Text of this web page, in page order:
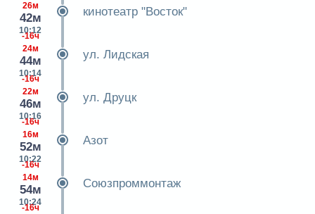
26м
42м
10:12
кинотеатр "Восток"
-16ч
24м
44м
10:14
ул. Лидская
-16ч
22м
46м
10:16
ул. Друцк
-16ч
16м
52м
10:22
Азот
-16ч
14м
54м
10:24
Союзпроммонтаж
-16ч